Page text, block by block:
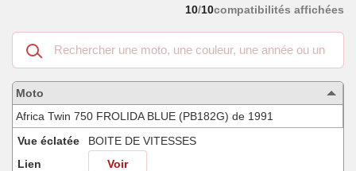
10/10compatibilités affichées
Recherche
dans
les
motos
compatibles
Moto
Africa Twin 750 FROLIDA BLUE (PB182G) de 1991
Vue éclatée
BOITE DE VITESSES
Lien
Voir